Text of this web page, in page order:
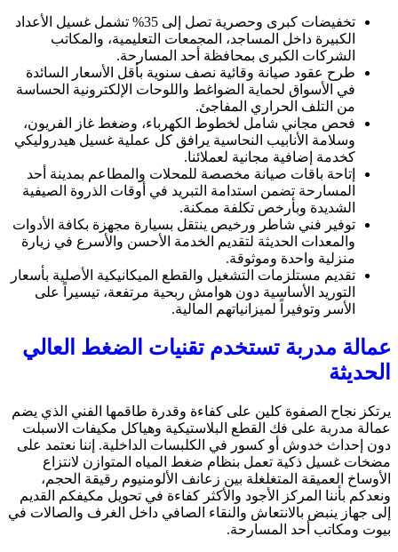
تخفيضات كبرى وحصرية تصل إلى 35% تشمل غسيل الأعداد
الكبيرة داخل المساجد، المجمعات التعليمية، والمكاتب
الشركات الكبرى بمحافظة أحد المسارحة.
طرح عقود صيانة وقائية نصف سنوية بأقل الأسعار السائدة
في الأسواق لحماية الضواغط واللوحات الإلكترونية الحساسة
من التلف الحراري المفاجئ.
فحص مجاني شامل لخطوط الكهرباء، وضغط غاز الفريون،
وسلامة الأنابيب النحاسية يرافق كل عملية غسيل هيدروليكي
كخدمة إضافية مجانية لعملائنا.
إتاحة باقات صيانة مخصصة للمحلات والمطاعم بمدينة أحد
المسارحة تضمن استدامة التبريد في أوقات الذروة الصيفية
الشديدة وبأرخص تكلفة ممكنة.
توفير فني شاطر ورخيص ينتقل بسيارة مجهزة بكافة الأدوات
والمعدات الحديثة لتقديم الخدمة الأحسن والأسرع في زيارة
منزلية واحدة وموثوقة.
تقديم مستلزمات التشغيل والقطع الميكانيكية الأصلية بأسعار
التوريد الأساسية دون هوامش ربحية مرتفعة، تيسيراً على
الأسر وتوفيراً لميزانياتهم المالية.
عمالة مدربة تستخدم تقنيات الضغط العالي
الحديثة
يرتكز نجاح الصفوة كلين على كفاءة وقدرة طاقمها الفني الذي يضم
عمالة مدربة على فك القطع البلاستيكية وهياكل مكيفات الاسبلت
دون إحداث خدوش أو كسور في الكلبسات الداخلية. إننا نعتمد على
مضخات غسيل ذكية تعمل بنظام ضغط المياه المتوازن لانتزاع
الأوساخ العميقة المتغلغلة بين زعانف الألومنيوم رقيقة الحجم،
ونعدكم بأننا المركز الأجود والأكثر كفاءة في تحويل مكيفكم القديم
إلى جهاز ينبض بالانتعاش والنقاء الصافي داخل الغرف والصالات في
بيوت ومكاتب أحد المسارحة.